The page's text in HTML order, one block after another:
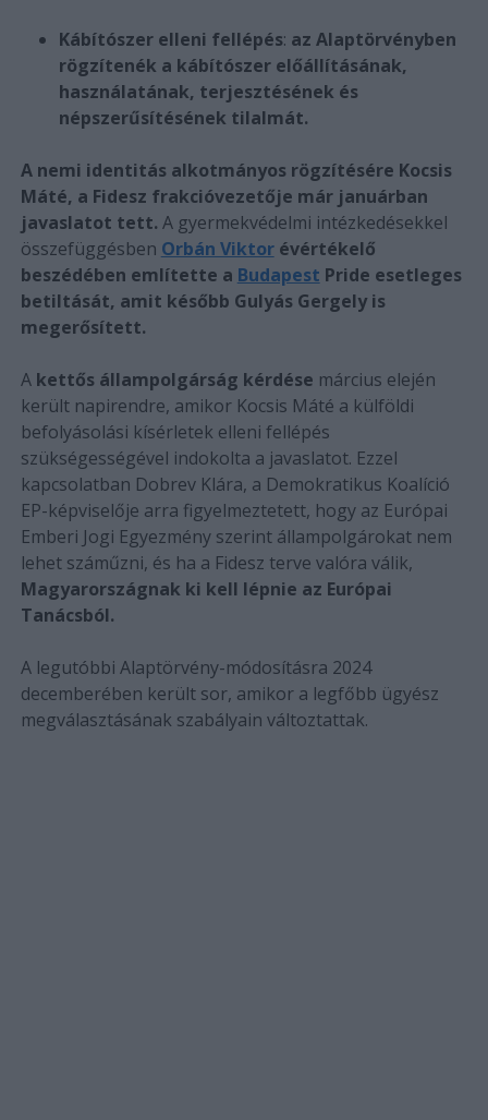
Kábítószer elleni fellépés: az Alaptörvényben
rögzítenék a kábítószer előállításának,
használatának, terjesztésének és
népszerűsítésének tilalmát.
A nemi identitás alkotmányos rögzítésére Kocsis
Máté, a Fidesz frakcióvezetője már januárban
javaslatot tett. A gyermekvédelmi intézkedésekkel
összefüggésben Orbán Viktorévértékelő
beszédében említette a Budapest Pride esetleges
betiltását, amit később Gulyás Gergely is
megerősített.
A kettős állampolgárság kérdése március elején
került napirendre, amikor Kocsis Máté a külföldi
befolyásolási kísérletek elleni fellépés
szükségességével indokolta a javaslatot. Ezzel
kapcsolatban Dobrev Klára, a Demokratikus Koalíció
EP-képviselője arra figyelmeztetett, hogy az Európai
Emberi Jogi Egyezmény szerint állampolgárokat nem
lehet száműzni, és ha a Fidesz terve valóra válik,
Magyarországnak ki kell lépnie az Európai
Tanácsból.
A legutóbbi Alaptörvény-módosításra 2024
decemberében került sor, amikor a legfőbb ügyész
megválasztásának szabályain változtattak.